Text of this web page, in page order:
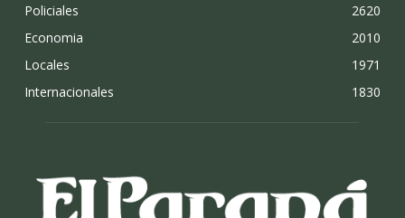
Policiales
2620
Economia
2010
Locales
1971
Internacionales
1830